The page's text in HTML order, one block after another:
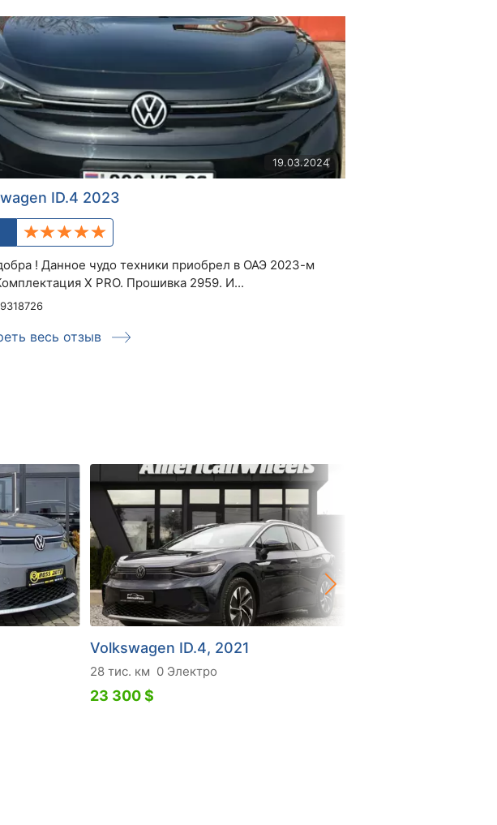
19.03.2024
ID.4 2023
! Данное чудо техники приобрел в ОАЭ 2023-м
Х PRO. Прошивка 2959. И...
9318726
весь отзыв
Volkswagen ID.4, 2021
28 тис. км 0 Электро
23 300 $